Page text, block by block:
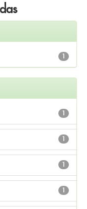
1
1
1
1
1